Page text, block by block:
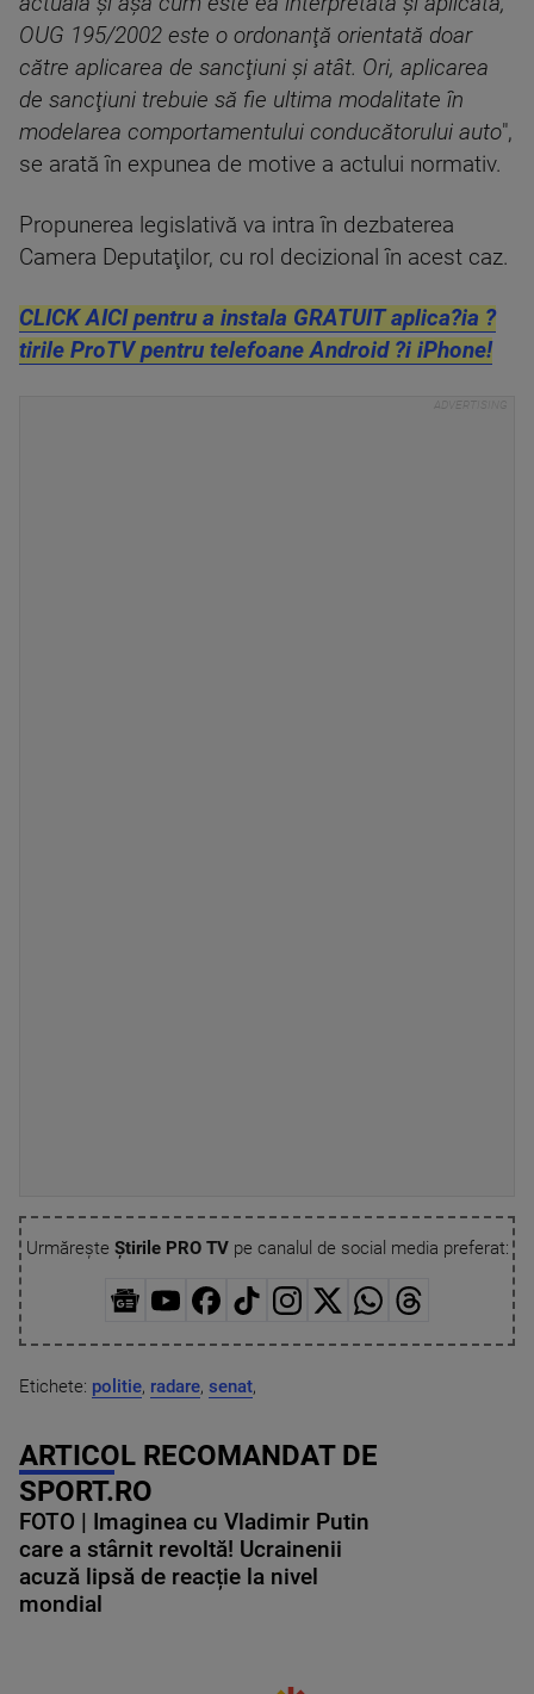
OUG 195/2002 este o ordonanţă orientată doar
către aplicarea de sancţiuni şi atât. Ori, aplicarea
de sancţiuni trebuie să fie ultima modalitate în
modelarea comportamentului conducătorului auto",
se arată în expunea de motive a actului normativ.
Propunerea legislativă va intra în dezbaterea
Camera Deputaţilor, cu rol decizional în acest caz.
CLICK AICI pentru a instala GRATUIT aplica?ia ?
tirile ProTV pentru telefoane Android ?i iPhone!
Urmărește Știrile PRO TVpe canalul de social media preferat:
Etichete: politie, radare, senat,
ARTICOL RECOMANDAT DE
SPORT.RO
FOTO | Imaginea cu Vladimir Putin
care a stârnit revoltă! Ucrainenii
acuză lipsă de reacție la nivel
mondial